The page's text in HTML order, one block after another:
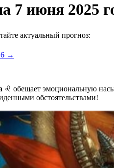
7 июня 2025
актуальный прогноз:
→
♌ обещает эмоциональную
обстоятельствами!